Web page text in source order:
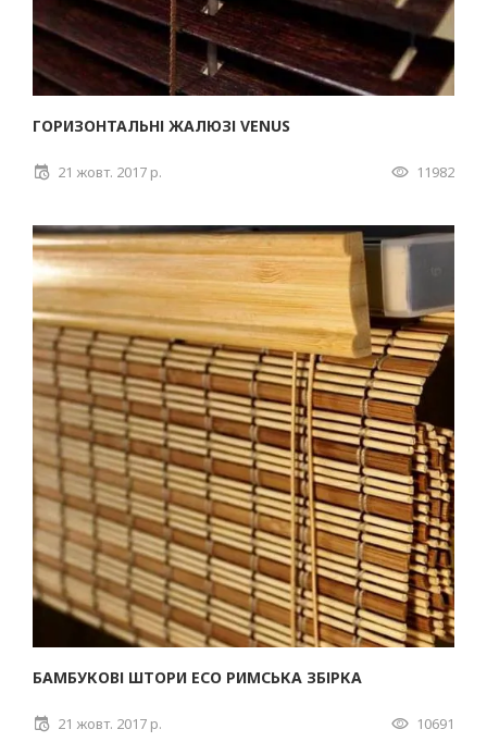
ГОРИЗОНТАЛЬНІ ЖАЛЮЗІ VENUS
21 жовт. 2017 р. 11982
БАМБУКОВІ ШТОРИ ECO РИМСЬКА ЗБІРКА
21 жовт. 2017 р. 10691